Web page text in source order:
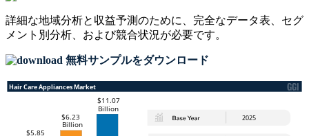
詳細な地域分析と収益予測のために、 完全なデータ表、セグ
メント別分析、および競合状況が必要です。
無料サンプルをダウンロード